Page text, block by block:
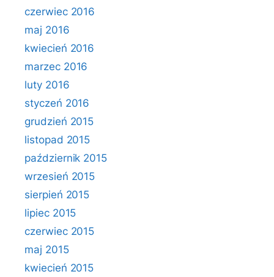
czerwiec 2016
maj 2016
kwiecień 2016
marzec 2016
luty 2016
styczeń 2016
grudzień 2015
listopad 2015
październik 2015
wrzesień 2015
sierpień 2015
lipiec 2015
czerwiec 2015
maj 2015
kwiecień 2015